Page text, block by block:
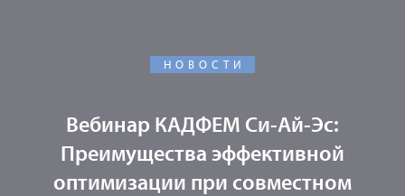
НОВОСТИ
Вебинар КАДФЕМ Си-Ай-Эс:
Преимущества эффективной
оптимизации при совместном